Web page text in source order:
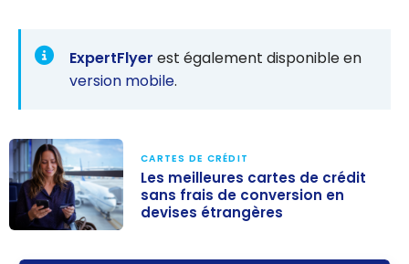
ExpertFlyer est également disponible en
version mobile.
CARTES DE CRÉDIT
Les meilleures cartes de crédit
sans frais de conversion en
devises étrangères